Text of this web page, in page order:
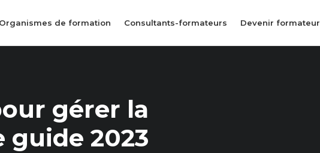
Organismes de formation Consultants-formateurs Devenir formateur
gérer la
guide 2023